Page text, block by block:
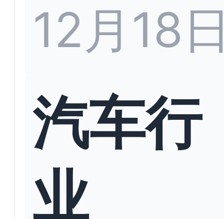
12月18
汽车行
业